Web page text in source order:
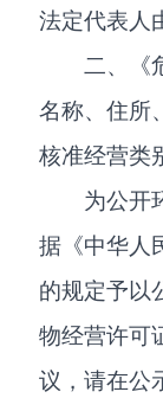
法定代表人
二、《
名称、住所
核准经营类
为公开
据《中华人
的规定予以
物经营许可
议，请在公